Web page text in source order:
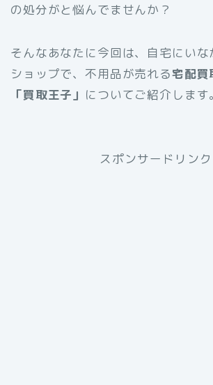
の処分がと悩んでませんか？
そんなあなたに今回は、自宅にい
ショップで、不用品が売れる宅配買
「買取王子」 についてご紹介します。
スポンサードリンク